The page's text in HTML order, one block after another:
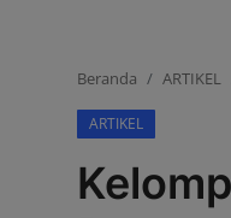
Beranda ARTIKEL
ARTIKEL